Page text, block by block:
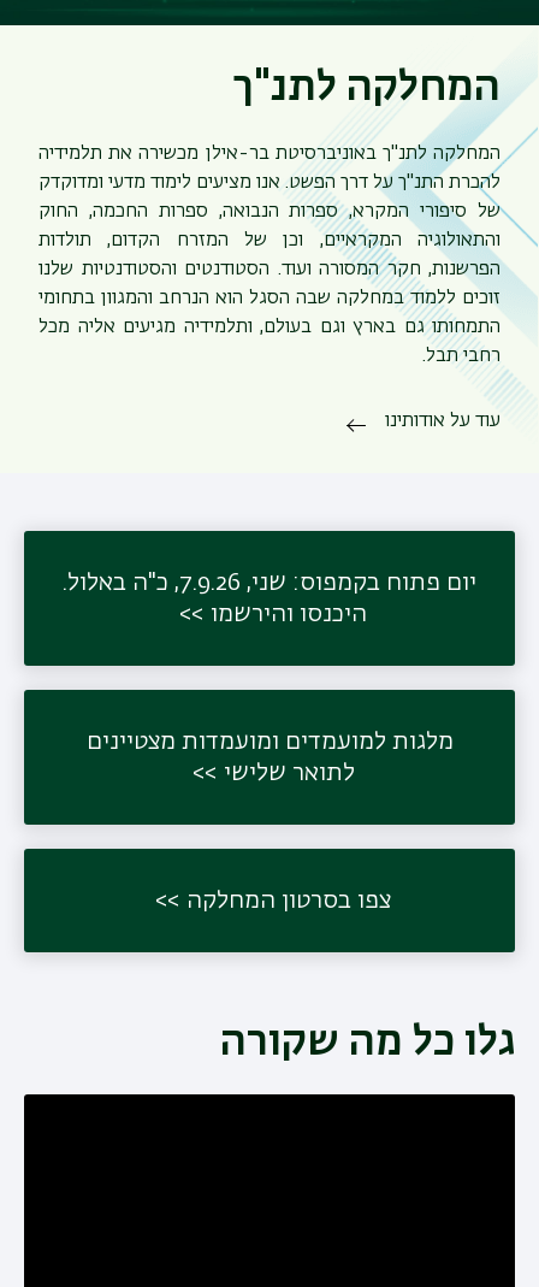
המחלקה לתנ"ך
המחלקה לתנ"ך באוניברסיטת בר-אילן מכשירה את תלמידיה
להכרת התנ"ך על דרך הפשט. אנו מציעים לימוד מדעי ומדוקדק
של סיפורי המקרא, ספרות הנבואה, ספרות החכמה, החוק
והתאולוגיה המקראיים, וכן של המזרח הקדום, תולדות
הפרשנות, חקר המסורה ועוד. הסטודנטים והסטודנטיות שלנו
זוכים ללמוד במחלקה שבה הסגל הוא הנרחב והמגוון בתחומי
התמחותו גם בארץ וגם בעולם, ותלמידיה מגיעים אליה מכל
רחבי תבל.
עוד על אודותינו
יום פתוח בקמפוס: שני, 7.9.26, כ"ה באלול.
היכנסו והירשמו
מלגות למועמדים ומועמדות מצטיינים
לתואר שלישי
צפו בסרטון המחלקה
גלו כל מה שקורה